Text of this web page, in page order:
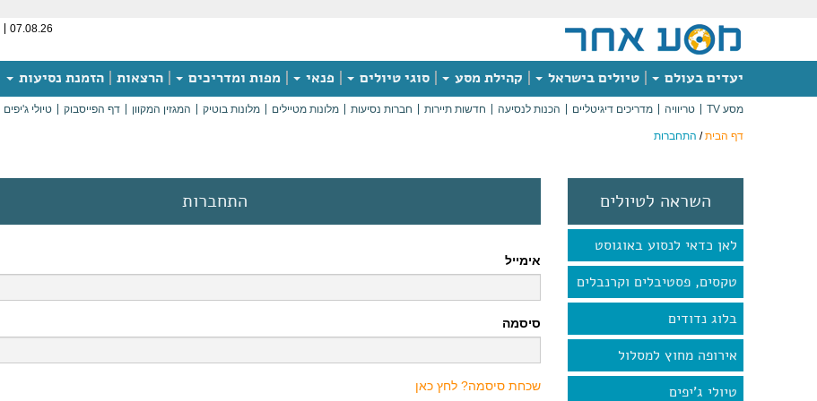
07.08.26
יעדים בעולם טיולים בישראל קהילת מסע סוגי טיולים פנאי מפות ומדריכים הרצאות הזמנת נסיעות
מסע TV טריוויה מדריכים דיגיטליים הכנות לנסיעה חדשות תיירות חברות נסיעות מלונות מטיילים מלונות בוטיק המגזין המקוון דף הפייסבוק טיולי ג'יפים
דף הבית/ התחברות
השראה לטיולים
לאן כדאי לנסוע באוגוסט
טקסים, פסטיבלים וקרנבלים
בלוג נדודים
אירופה מחוץ למסלול
טיולי ג'יפים
התחברות
אימייל
סיסמה
שכחת סיסמה? לחץ כאן